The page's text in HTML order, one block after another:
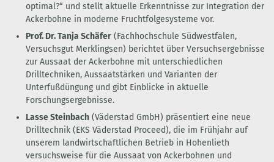
optimal?“ und stellt aktuelle Erkenntnisse zur Integration der
Ackerbohne in moderne Fruchtfolgesysteme vor.
Prof. Dr. Tanja Schäfer (Fachhochschule Südwestfalen,
Versuchsgut Merklingsen) berichtet über Versuchsergebnisse
zur Aussaat der Ackerbohne mit unterschiedlichen
Drilltechniken, Aussaatstärken und Varianten der
Unterfußdüngung und gibt Einblicke in aktuelle
Forschungsergebnisse.
Lasse Steinbach (Väderstad GmbH) präsentiert eine neue
Drilltechnik (EKS Väderstad Proceed), die im Frühjahr auf
unserem landwirtschaftlichen Betrieb in Hohenlieth
versuchsweise für die Aussaat von Ackerbohnen und